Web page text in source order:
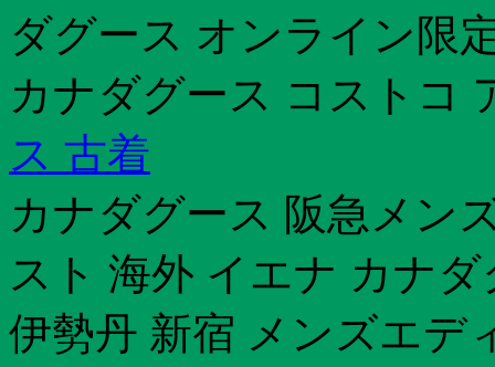
ダグース オンライン限
カナダグース コストコ
ス 古着
カナダグース 阪急メン
スト 海外 イエナ カナ
伊勢丹 新宿 メンズエデ